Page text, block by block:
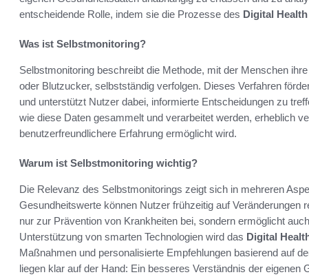
entscheidende Rolle, indem sie die Prozesse des Digital
Was ist Selbstmonitoring?
Selbstmonitoring beschreibt die Methode, mit der Menschen
oder Blutzucker, selbstständig verfolgen. Dieses Verfahren
und unterstützt Nutzer dabei, informierte Entscheidungen zu
wie diese Daten gesammelt und verarbeitet werden, erheblich
benutzerfreundlichere Erfahrung ermöglicht wird.
Warum ist Selbstmonitoring wichtig?
Die Relevanz des Selbstmonitorings zeigt sich in mehreren
Gesundheitswerte können Nutzer frühzeitig auf Veränderungen
nur zur Prävention von Krankheiten bei, sondern ermöglicht
Unterstützung von smarten Technologien wird das Digital
Maßnahmen und personalisierte Empfehlungen basierend auf
liegen klar auf der Hand: Ein besseres Verständnis der eigenen